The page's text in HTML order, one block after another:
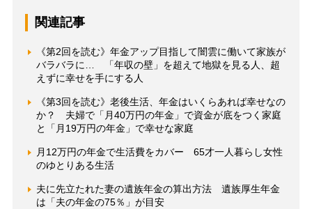
関連記事
《第2回を読む》年金アップ目指して闇雲に働いて家族が
バラバラに… 「年収の壁」を超えて地獄を見る人、超
えずに幸せを手にする人
《第3回を読む》老後生活、年金はいくらあれば幸せなの
か？ 夫婦で「月40万円の年金」で資金が底をつく家庭
と「月19万円の年金」で幸せな家庭
月12万円の年金で生活費をカバー 65才一人暮らし女性
のゆとりある生活
夫に先立たれた妻の遺族年金の算出方法 遺族厚生年金
は「夫の年金の75％」が目安